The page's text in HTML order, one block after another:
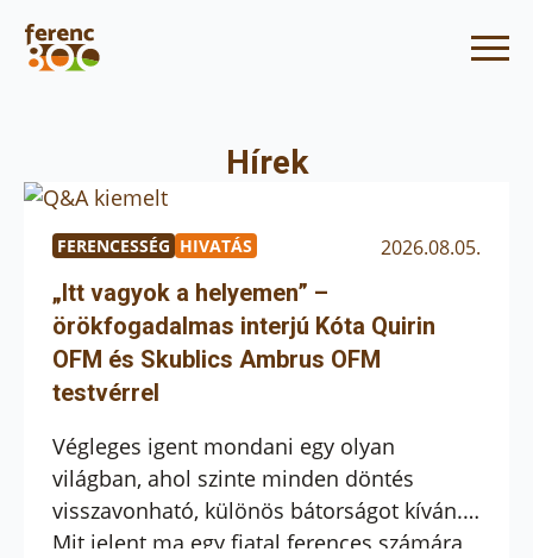
Hírek
FERENCESSÉG HIVATÁS 2026.08.05.
„Itt vagyok a helyemen” –
örökfogadalmas interjú Kóta Quirin
OFM és Skublics Ambrus OFM
testvérrel
Végleges igent mondani egy olyan
világban, ahol szinte minden döntés
visszavonható, különös bátorságot kíván.
Mit jelent ma egy fiatal ferences számára